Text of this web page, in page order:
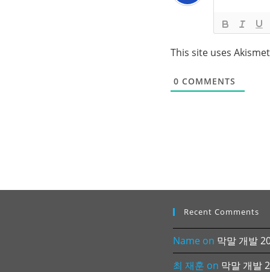
This site uses
0 COMMENTS
Recent Comments
Name on 막말 개발
최 재훈 on 막말 개발